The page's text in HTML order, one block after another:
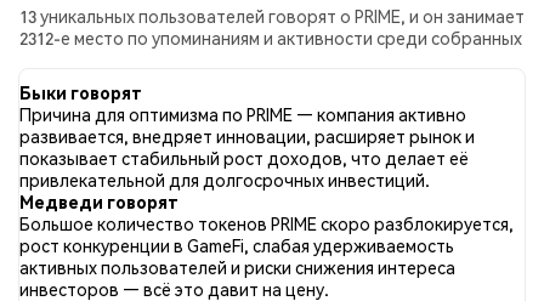
13 уникальных пользователей говорят о PRIME, и он занимает
2312-е место по упоминаниям и активности среди собранных
PRIME во всех социальных сетях было Бычий. Всего было
опубликовано 0 новостных статей о PRIME. В Twitter 40.00%
твитов имели бычий настрой по сравнению с 0.00% твитов с
медвежьим настроем по PRIME. 60.00% твитов были
нейтральными по отношению к PRIME. Эти данные основаны
на 20 твитах.
Быки говорят
Причина для оптимизма по PRIME — компания активно
развивается, внедряет инновации, расширяет рынок и
показывает стабильный рост доходов, что делает её
привлекательной для долгосрочных инвестиций.
Медведи говорят
Большое количество токенов PRIME скоро разблокируется,
рост конкуренции в GameFi, слабая удерживаемость
активных пользователей и риски снижения интереса
инвесторов — всё это давит на цену.